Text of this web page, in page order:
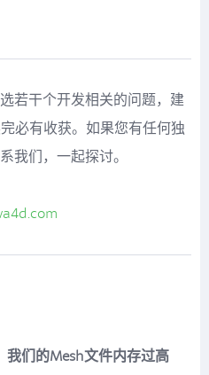
若干个开发相关的问题，建
必有收获。如果您有任何独
我们，一起探讨。
我们的Mesh文件内存过高